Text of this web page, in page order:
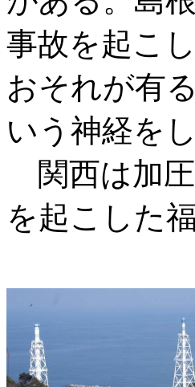
事故を起こ
おそれが有
いう神経を
関西は加圧
を起こした